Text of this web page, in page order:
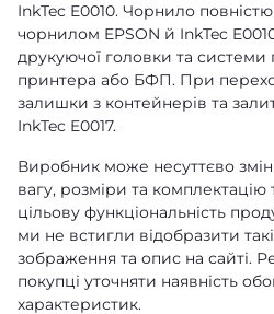
InkTec E0010. Чорнило
чорнилом EPSON й InkTec
друкуючої головки та системи
принтера або БФП. При
залишки з контейнерів та
InkTec E0017.
Виробник може несуттєво
вагу, розміри та
цільову функціональність
ми не встигли відобразити
зображення та опис на сайті.
покупці уточняти наявність
характеристик.